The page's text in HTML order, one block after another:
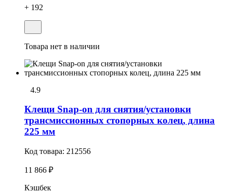
+ 192
Товара нет в наличии
4.9
Клещи Snap-on для снятия/установки
трансмиссионных стопоpных колец, длина
225 мм
Код товара: 212556
11 866 ₽
Кэшбек